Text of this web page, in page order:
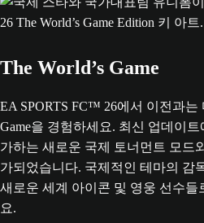
The World’s Game
EA SPORTS FC™ 26에서 이전과는
Game을 경험하세요. 최신 업데이
가하는 새로운 국제 토너먼트 모드
가되었습니다. 국제적인 테마의 감
새로운 세계 아이콘 및 영웅 선수들
요.